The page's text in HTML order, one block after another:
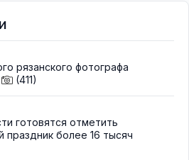
рязанского фотографа
(411)
готовятся отметить
праздник более 16 тысяч